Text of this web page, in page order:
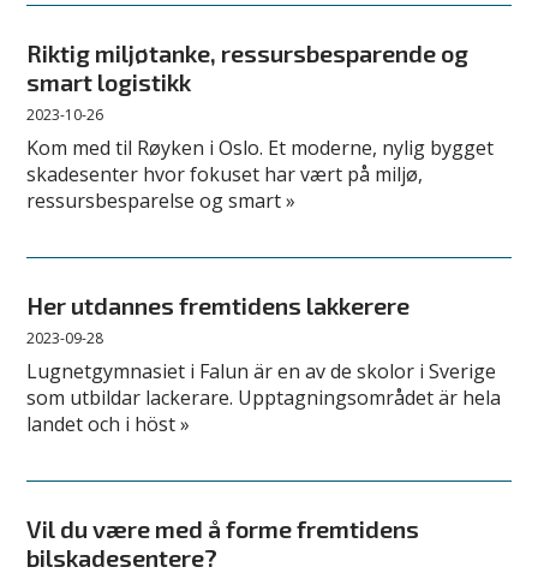
Riktig miljøtanke, ressursbesparende og
smart logistikk
2023-10-26
Kom med til Røyken i Oslo. Et moderne, nylig bygget
skadesenter hvor fokuset har vært på miljø,
ressursbesparelse og smart »
Her utdannes fremtidens lakkerere
2023-09-28
Lugnetgymnasiet i Falun är en av de skolor i Sverige
som utbildar lackerare. Upptagningsområdet är hela
landet och i höst »
Vil du være med å forme fremtidens
bilskadesentere?